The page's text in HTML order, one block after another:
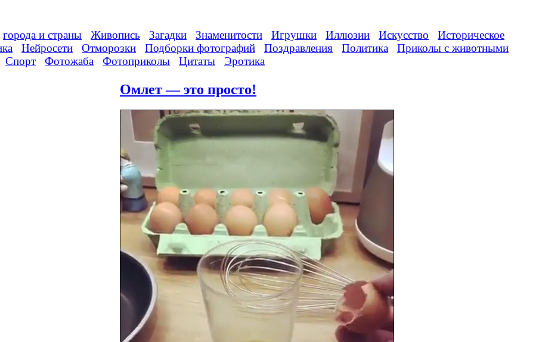
города и страны Живопись Загадки Знаменитости Игрушки Иллюзии Искусство
Историческое
Нейросети Отморозки Подборки фотографий Поздравления Политика
Приколы с животными
Спорт Фотожаба Фотоприколы Цитаты Эротика
Омлет — это просто!